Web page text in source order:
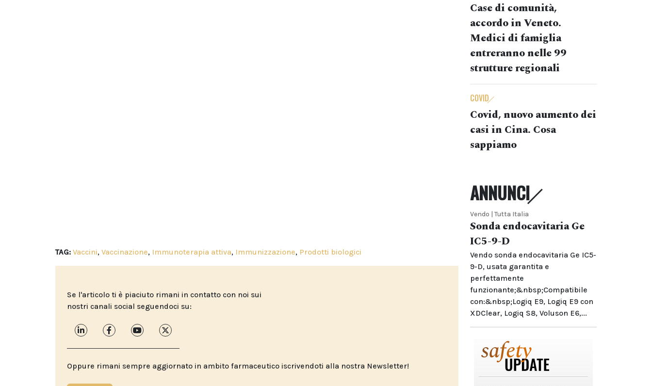
TAG: Vaccini, Vaccinazione, Immunoterapia attiva, Immunizzazione, Prodotti biologici
Se l'articolo ti è piaciuto rimani in contatto con noi sui
nostri canali social seguendoci su:
Oppure rimani sempre aggiornato in ambito farmaceutico iscrivendoti alla nostra Newsletter!
Case di comunità,
accordo in Veneto.
Medici di famiglia
entreranno nelle 99
strutture regionali
COVID
Covid, nuovo aumento dei
casi in Cina. Cosa
sappiamo
ANNUNCI
Vendo | Tutta Italia
Sonda endocavitaria Ge
IC5-9-D
Vendo sonda endocavitaria Ge IC5-
9-D, usata garantita e
perfettamente
funzionante;&nbsp;Compatibile
con:&nbsp;Logiq E9, Logiq E9 con
XDClear, Logiq S8, Voluson E6,...